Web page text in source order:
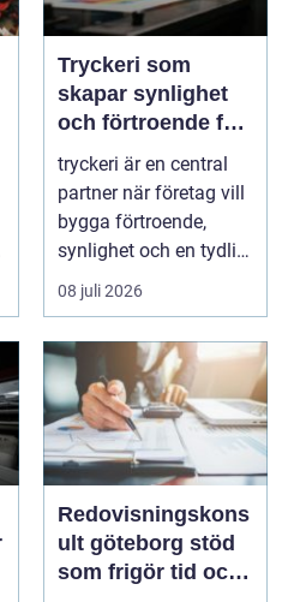
Tryckeri som
skapar synlighet
och förtroende för
ditt företag
tryckeri är en central
partner när företag vill
bygga förtroende,
synlighet och en tydlig
profil i a...
08 juli 2026
Redovisningskons
ult göteborg stöd
som frigör tid och